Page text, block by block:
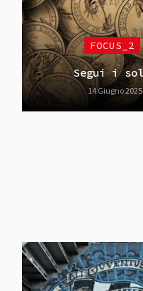
FOCUS_2
Segui i
14 Giugno 2025